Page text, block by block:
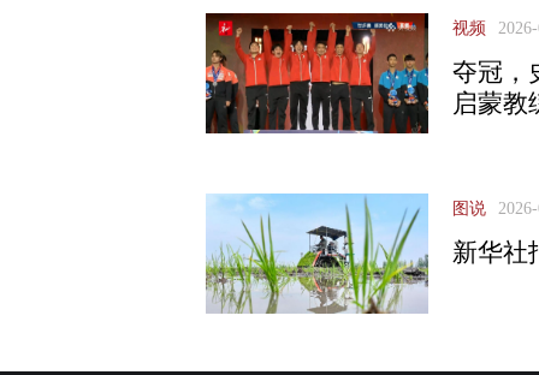
视频
夺冠，
启蒙
图说
新华社